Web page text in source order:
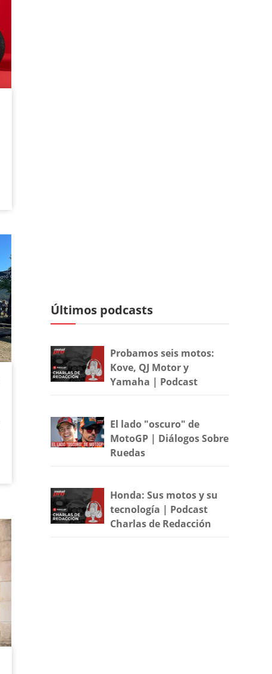
Últimos podcasts
Probamos seis motos:
Kove, QJ Motor y
Yamaha | Podcast
El lado "oscuro" de
MotoGP | Diálogos Sobre
Ruedas
Honda: Sus motos y su
tecnología | Podcast
Charlas de Redacción